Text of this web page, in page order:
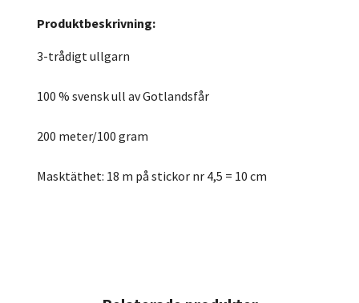
Produktbeskrivning:
3-trådigt ullgarn
100 % svensk ull av Gotlandsfår
200 meter/100 gram
Masktäthet: 18 m på stickor nr 4,5 = 10 cm